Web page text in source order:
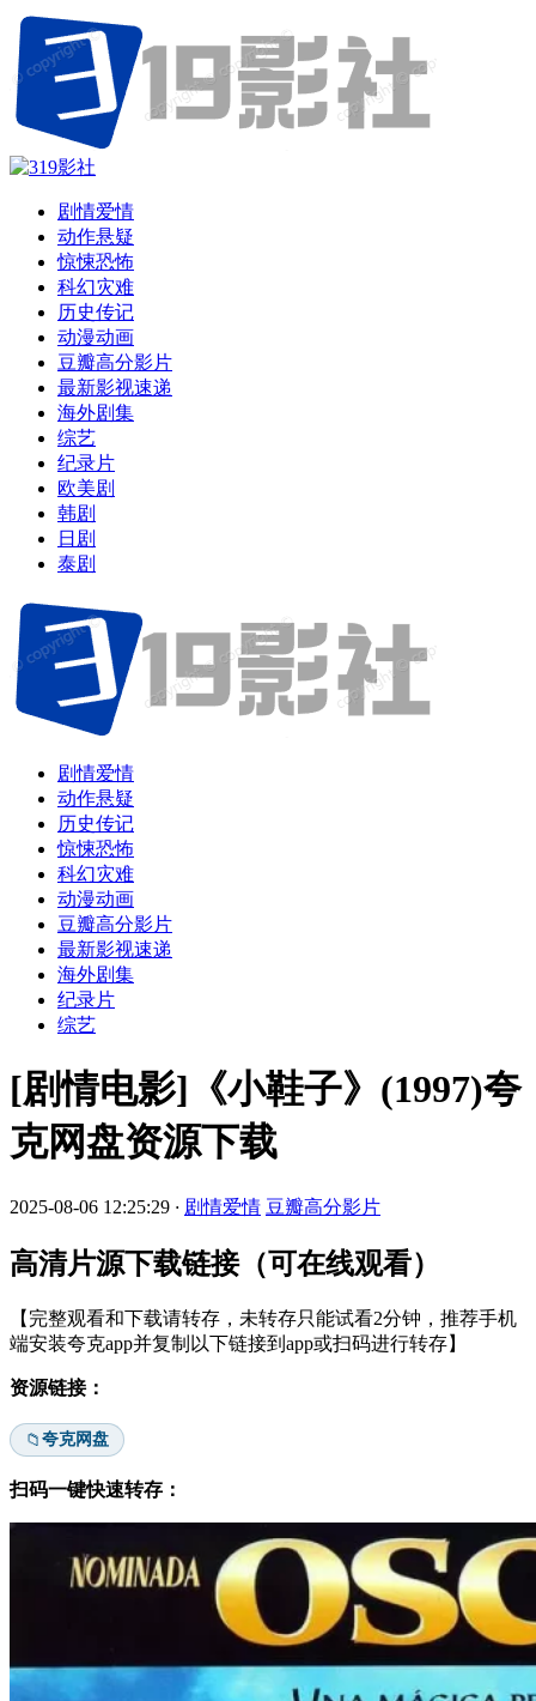
剧情爱情
动作悬疑
惊悚恐怖
科幻灾难
历史传记
动漫动画
豆瓣高分影片
最新影视速递
海外剧集
综艺
纪录片
欧美剧
韩剧
日剧
泰剧
剧情爱情
动作悬疑
历史传记
惊悚恐怖
科幻灾难
动漫动画
豆瓣高分影片
最新影视速递
海外剧集
纪录片
综艺
[剧情电影]《小鞋子》(1997)夸
克网盘资源下载
2025-08-06 12:25:29 · 剧情爱情 豆瓣高分影片
高清片源下载链接（可在线观看）
【完整观看和下载请转存，未转存只能试看2分钟，推荐手机
端安装夸克app并复制以下链接到app或扫码进行转存】
资源链接：
📁夸克网盘
扫码一键快速转存：